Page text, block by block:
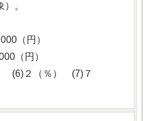
。
（円）
（円）
(6)２（％） (7)７